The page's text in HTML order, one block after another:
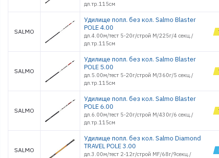
дл.тр.115см
SALMO
Удилище попл. без кол. Salmo Blaster
POLE 4.00
дл.4.00м/тест 5-20г/строй M/225г/4 секц./
дл.тр.115см
SALMO
Удилище попл. без кол. Salmo Blaster
POLE 5.00
дл.5.00м/тест 5-20г/строй M/360г/5 секц./
дл.тр.115см
SALMO
Удилище попл. без кол. Salmo Blaster
POLE 6.00
дл.6.00м/тест 5-20г/строй M/430г/6 секц./
дл.тр.115см
SALMO
Удилище попл. без кол. Salmo Diamond
TRAVEL POLE 3.00
дл.3.00м/тест 2-12г/строй MF/68г/9секц./